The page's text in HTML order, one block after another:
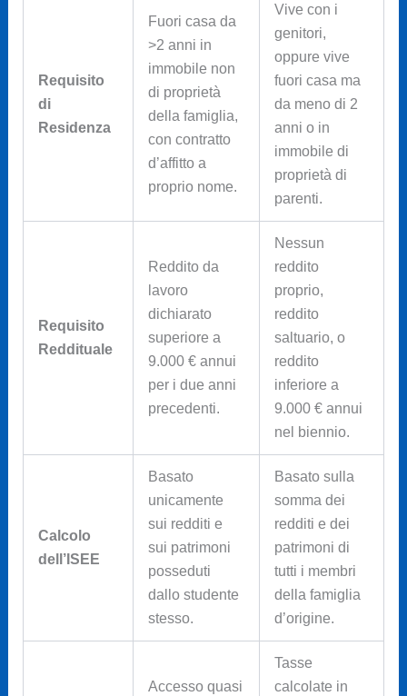
Requisito
di
Residenza
Fuori casa da
>2 anni in
immobile non
di proprietà
della famiglia,
con contratto
d’affitto a
proprio nome.
Vive con i
genitori,
oppure vive
fuori casa ma
da meno di 2
anni o in
immobile di
proprietà di
parenti.
Requisito
Reddituale
Reddito da
lavoro
dichiarato
superiore a
9.000 € annui
per i due anni
precedenti.
Nessun
reddito
proprio,
reddito
saltuario, o
reddito
inferiore a
9.000 € annui
nel biennio.
Calcolo
dell’ISEE
Basato
unicamente
sui redditi e
sui patrimoni
posseduti
dallo studente
stesso.
Basato sulla
somma dei
redditi e dei
patrimoni di
tutti i membri
della famiglia
d’origine.
Accesso quasi
Tasse
calcolate in